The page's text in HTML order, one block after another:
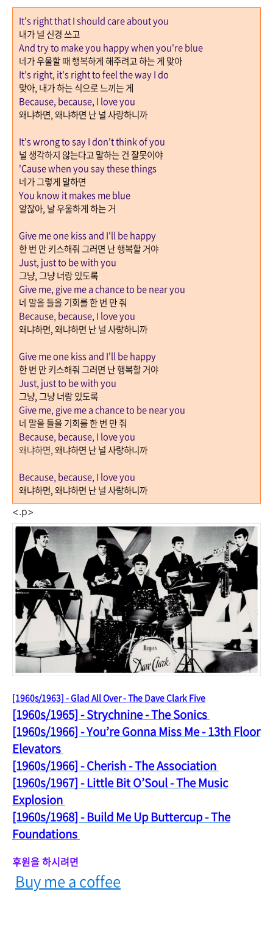
It's right that I should care about you
내가 널 신경 쓰고
And try to make you happy when you're blue
네가 우울할 때 행복하게 해주려고 하는 게 맞아
It's right, it's right to feel the way I do
맞아, 내가 하는 식으로 느끼는 게
Because, because, I love you
왜냐하면,왜냐하면 난 널 사랑하니까
It's wrong to say I don't think of you
널 생각하지 않는다고 말하는 건 잘못이야
'Cause when you say these things
네가 그렇게 말하면
You know it makes me blue
알잖아, 날 우울하게 하는 거
Give me one kiss and I'll be happy
한 번 만 키스해줘 그러면 난 행복할 거야
Just, just to be with you
그냥,그냥 너랑 있도록
Give me, give me a chance to be near you
네 말을 들을 기회를 한 번 만 줘
Because, because, I love you
왜냐하면,왜냐하면 난 널 사랑하니까
Give me one kiss and I'll be happy
한 번 만 키스해줘 그러면 난 행복할 거야
Just, just to be with you
그냥,그냥 너랑 있도록
Give me, give me a chance to be near you
네 말을 들을 기회를 한 번 만 줘
Because, because, I love you
왜냐하면,왜냐하면 난 널 사랑하니까
Because, because, I love you
왜냐하면,왜냐하면 난 널 사랑하니까
<.p>
[1960s/1963] - Glad All Over - The Dave Clark Five
[1960s/1965] - Strychnine - The Sonics
[1960s/1966] - You’re Gonna Miss Me - 13th Floor
Elevators
[1960s/1966] - Cherish - The Association
[1960s/1967] - Little Bit O’Soul - The Music
Explosion
[1960s/1968] - Build Me Up Buttercup - The
Foundations
후원을 하시려면
Buy me a coffee